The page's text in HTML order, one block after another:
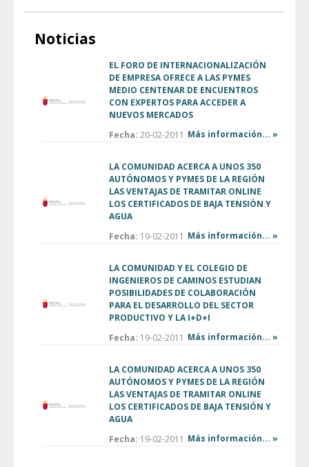
Noticias
EL FORO DE INTERNACIONALIZACIÓN
DE EMPRESA OFRECE A LAS PYMES
MEDIO CENTENAR DE ENCUENTROS
CON EXPERTOS PARA ACCEDER A
NUEVOS MERCADOS
Fecha: 20-02-2011 Más información... »
LA COMUNIDAD ACERCA A UNOS 350
AUTÓNOMOS Y PYMES DE LA REGIÓN
LAS VENTAJAS DE TRAMITAR ONLINE
LOS CERTIFICADOS DE BAJA TENSIÓN Y
AGUA
Fecha: 19-02-2011 Más información... »
LA COMUNIDAD Y EL COLEGIO DE
INGENIEROS DE CAMINOS ESTUDIAN
POSIBILIDADES DE COLABORACIÓN
PARA EL DESARROLLO DEL SECTOR
PRODUCTIVO Y LA I+D+I
Fecha: 19-02-2011 Más información... »
LA COMUNIDAD ACERCA A UNOS 350
AUTÓNOMOS Y PYMES DE LA REGIÓN
LAS VENTAJAS DE TRAMITAR ONLINE
LOS CERTIFICADOS DE BAJA TENSIÓN Y
AGUA
Fecha: 19-02-2011 Más información... »